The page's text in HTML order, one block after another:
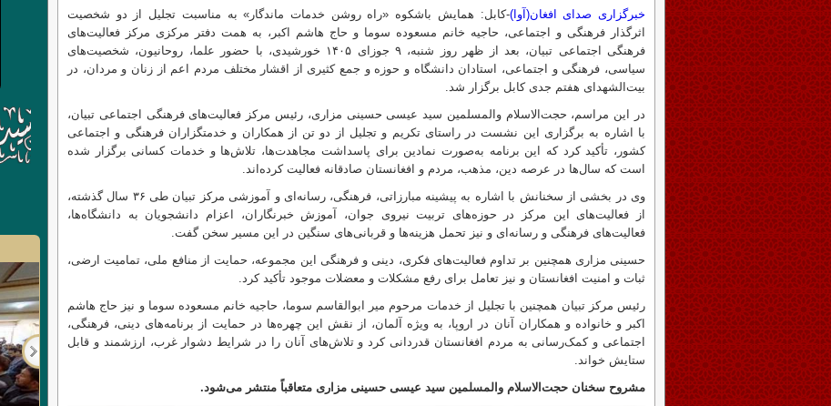
خبرگزاری صدای افغان(آوا)-کابل: همایش باشکوه «راه روشن خدمات ماندگار» به مناسبت تجلیل از دو شخصیت
اثرگذار فرهنگی و اجتماعی، حاجیه خانم مسعوده سوما و حاج هاشم اکبر، به همت دفتر مرکزی مرکز فعالیت‌های
فرهنگی اجتماعی تبیان، بعد از ظهر روز شنبه، ۹ جوزای ۱۴۰۵ خورشیدی، با حضور علما، روحانیون، شخصیت‌های
سیاسی، فرهنگی و اجتماعی، استادان دانشگاه و حوزه و جمع کثیری از اقشار مختلف مردم اعم از زنان و مردان، در
بیت‌الشهدای هفتم جدی کابل برگزار شد.
در این مراسم، حجت‌الاسلام والمسلمین سید عیسی حسینی مزاری، رئیس مرکز فعالیت‌های فرهنگی اجتماعی تبیان،
با اشاره به برگزاری این نشست در راستای تکریم و تجلیل از دو تن از همکاران و خدمتگزاران فرهنگی و اجتماعی
کشور، تأکید کرد که این برنامه به‌صورت نمادین برای پاسداشت مجاهدت‌ها، تلاش‌ها و خدمات کسانی برگزار شده
است که سال‌ها در عرصه دین، مذهب، مردم و افغانستان صادقانه فعالیت کرده‌اند.
وی در بخشی از سخنانش با اشاره به پیشینه مبارزاتی، فرهنگی، رسانه‌ای و آموزشی مرکز تبیان طی ۳۶ سال گذشته،
از فعالیت‌های این مرکز در حوزه‌های تربیت نیروی جوان، آموزش خبرنگاران، اعزام دانشجویان به دانشگاه‌ها،
فعالیت‌های فرهنگی و رسانه‌ای و نیز تحمل هزینه‌ها و قربانی‌های سنگین در این مسیر سخن گفت.
حسینی مزاری همچنین بر تداوم فعالیت‌های فکری، دینی و فرهنگی این مجموعه، حمایت از منافع ملی، تمامیت ارضی،
ثبات و امنیت افغانستان و نیز تعامل برای رفع مشکلات و معضلات موجود تأکید کرد.
رئیس مرکز تبیان همچنین با تجلیل از خدمات مرحوم میر ابوالقاسم سوما، حاجیه خانم مسعوده سوما و نیز حاج هاشم
اکبر و خانواده و همکاران آنان در اروپا، به‌ ویژه آلمان، از نقش این چهره‌ها در حمایت از برنامه‌های دینی، فرهنگی،
اجتماعی و کمک‌رسانی به مردم افغانستان قدردانی کرد و تلاش‌های آنان را در شرایط دشوار غرب، ارزشمند و قابل
ستایش خواند.
مشروح سخنان حجت‌الاسلام والمسلمین سید عیسی حسینی مزاری متعاقباً منتشر می‌شود.